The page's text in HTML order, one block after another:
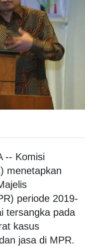
-- Komisi
menetapkan
periode 2019-
tersangka pada
kasus
jasa di MPR.